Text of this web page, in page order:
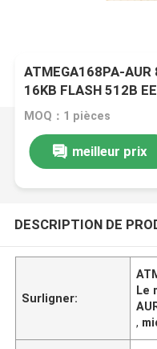
ATMEGA168PA-
16KB FLASH 512B
MOQ：1 pièces
meilleur prix
DESCRIPTION DE
Surligner:
Le
,